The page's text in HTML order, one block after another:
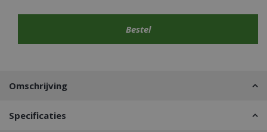
Omschrijving
Specificaties